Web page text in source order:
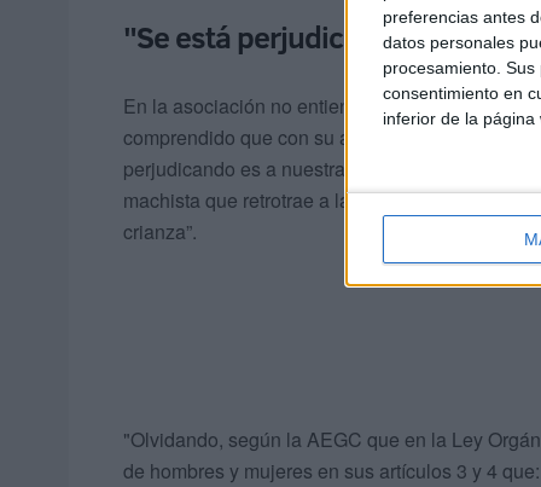
preferencias antes
datos personales
procesamiento.
consentimiento en
inferior de la página
"Se está perjudicando a las
En la asociación no entienden cómo teniendo
comprendido que con su actitud no se está
perjudicando es a nuestras compañeras al
machista que retrotrae a la mujer a épocas
crianza”.
"Olvidando, según la AEGC que en la Ley
de hombres y mujeres en sus artículos 3 y 4